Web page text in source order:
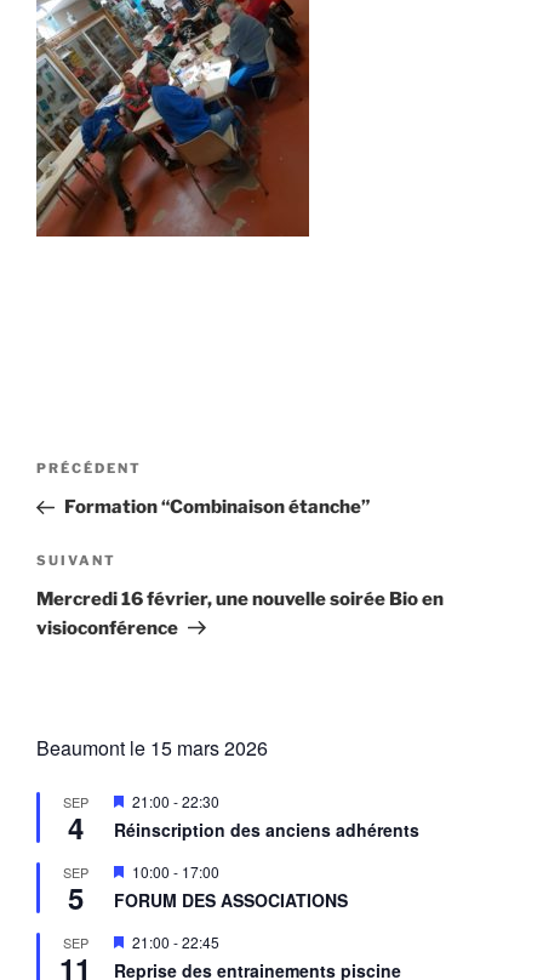
Navigation
l’article
Article
précédent
PRÉCÉDENT
Formation “Combinaison étanche”
Article
suivant
SUIVANT
Mercredi 16 février, une nouvelle soirée Bio en
visioconférence
Beaumont le 15 mars 2026
SEP
4
M
i
s
n
a
a
n
t
21:00 -22:30
Réinscription des anciens adhérents
SEP
5
M
i
s
n
a
10:00 - 17:00
FORUM DES ASSOCIATIONS
SEP
11
M
21:00 -22:45
Reprise des entrainements piscine